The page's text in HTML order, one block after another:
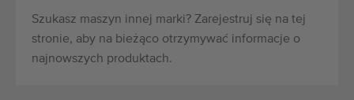
Szukasz maszyn innej marki? Zarejestruj się na tej
stronie, aby na bieżąco otrzymywać informacje o
najnowszych produktach.